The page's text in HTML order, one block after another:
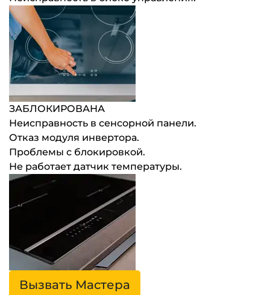
ЗАБЛОКИРОВАНА
Неисправность в сенсорной панели.
Отказ модуля инвертора.
Проблемы с блокировкой.
Не работает датчик температуры.
Вызвать Мастера